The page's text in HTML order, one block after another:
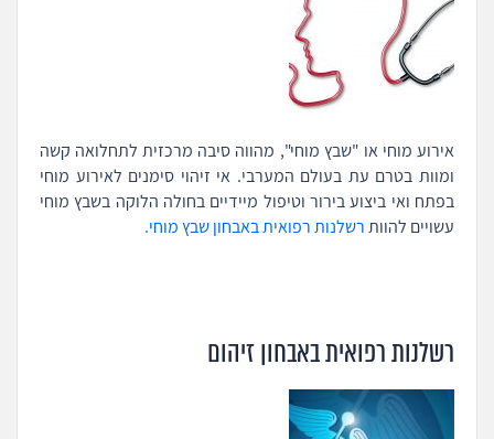
אירוע מוחי או "שבץ מוחי", מהווה סיבה מרכזית לתחלואה קשה
ומוות בטרם עת בעולם המערבי. אי זיהוי סימנים לאירוע מוחי
בפתח ואי ביצוע בירור וטיפול מיידיים בחולה הלוקה בשבץ מוחי
עשויים להוותרשלנות רפואית באבחון שבץ מוחי.
רשלנות רפואית באבחון זיהום